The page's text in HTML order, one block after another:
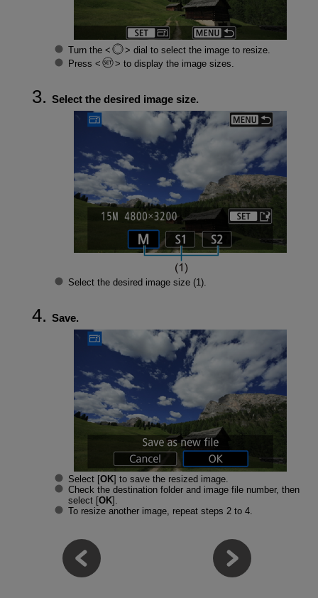
Turn the
dial to select the image to resize.
Press
to display the image sizes.
Select the desired image size.
Select the desired image size (1).
Save.
Select [OK] to save the resized image.
Check the destination folder and image file number, then
select [OK].
To resize another image, repeat steps 2 to 4.